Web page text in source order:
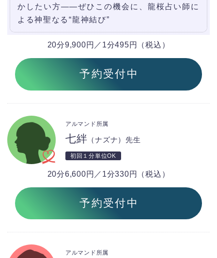
かしたい方――ぜひこの機会に、龍桜占い師に
よる神聖なる“龍神結び”
20分9,900円／1分495円（税込）
予約受付中
七絆 （ナズナ）先生
アルマンド所属
初回１分単位OK
20分6,600円／1分330円（税込）
予約受付中
アルマンド所属